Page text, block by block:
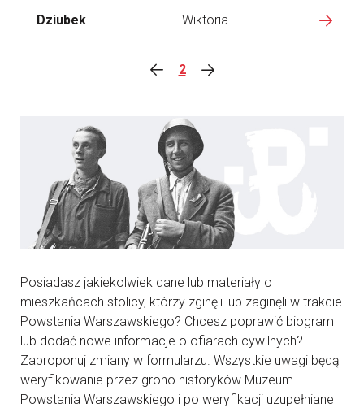
Dziubek Wiktoria
2
Posiadasz jakiekolwiek dane lub materiały o
mieszkańcach stolicy, którzy zginęli lub zaginęli w trakcie
Powstania Warszawskiego? Chcesz poprawić biogram
lub dodać nowe informacje o ofiarach cywilnych?
Zaproponuj zmiany w formularzu. Wszystkie uwagi będą
weryfikowanie przez grono historyków Muzeum
Powstania Warszawskiego i po weryfikacji uzupełniane